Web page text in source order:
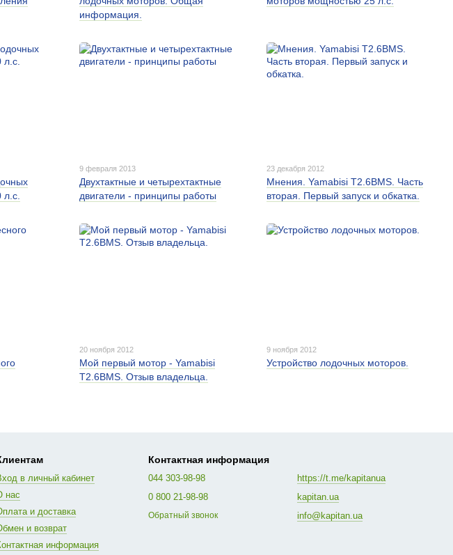
информация.
9 февраля 2013
Двухтактные и четырехтактные
двигатели - принципы работы
23 декабря 2012
Мнения. Yamabisi T2.6BMS. Часть
вторая. Первый запуск и обкатка.
20 ноября 2012
Мой первый мотор - Yamabisi
T2.6BMS. Отзыв владельца.
9 ноября 2012
Устройство лодочных моторов.
в личный кабинет
нас
и доставка
и возврат
информация
Контактная информация
044 303-98-98
0 800 21-98-98
Обратный звонок
https://t.me/kapitanua
kapitan.ua
info@kapitan.ua